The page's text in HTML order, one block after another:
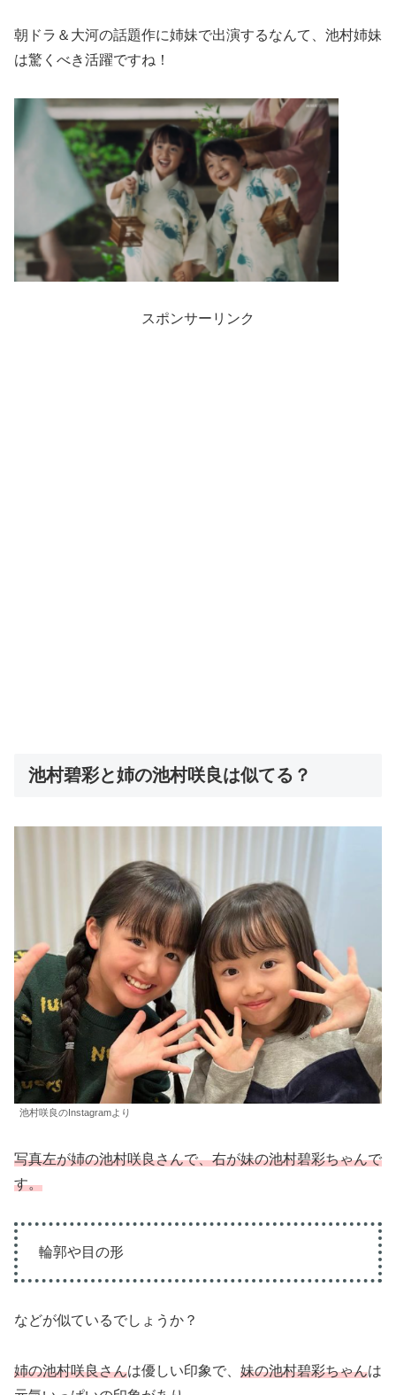
朝ドラ＆大河の話題作に姉妹で出演するなんて、池村姉妹
は驚くべき活躍ですね！
スポンサーリンク
池村碧彩と姉の池村咲良は似てる？
池村咲良のInstagramより
写真左が姉の池村咲良さんで、右が妹の池村碧彩ちゃんで
す。
輪郭や目の形
などが似ているでしょうか？
姉の池村咲良さんは優しい印象で、 妹の池村碧彩ちゃんは